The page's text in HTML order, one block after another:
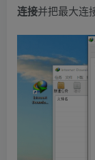
连接并把最大连